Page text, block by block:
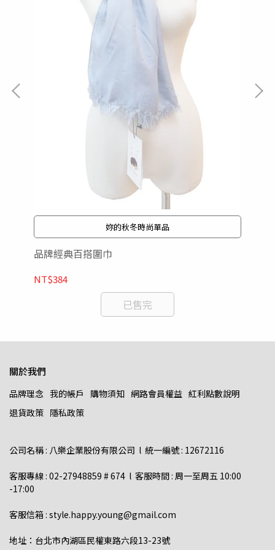
妳的秋冬時尚單品
品牌經典百搭圍巾
NT$384
已售完
關於我們
品牌理念 我的帳戶 購物須知 網路會員權益 紅利點數說明
退貨政策 隱私政策
公司名稱 : 八樂企業股份有限公司  l  統一編號 : 12672116
客服專線 : 02-27948859 # 674  l  客服時間 : 周一至周五 10:00
-17:00
客服信箱 : style.happy.young@gmail.com
地址：台北市內湖區民權東路六段13-23號